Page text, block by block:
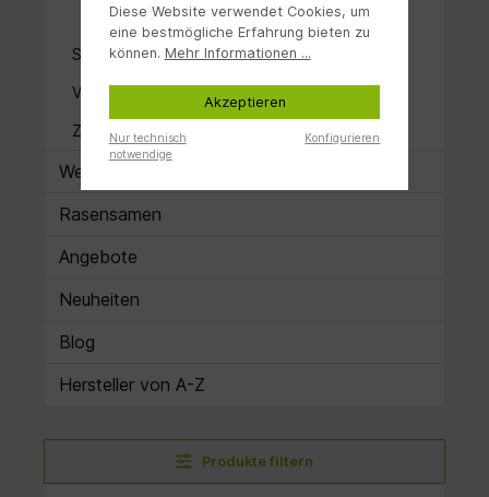
Zubehör Geburtshilfe
Schaf/Ziegezucht und -haltung
Veterinärbedarf
Zahnpflege
Weidezaun
Rasensamen
Angebote
Neuheiten
Blog
Hersteller von A-Z
Produkte filtern
Diese Website verwendet Cookies, um
eine bestmögliche Erfahrung bieten zu
können. Mehr Informationen ...
Akzeptieren
Nur technisch
notwendige
Konfigurieren